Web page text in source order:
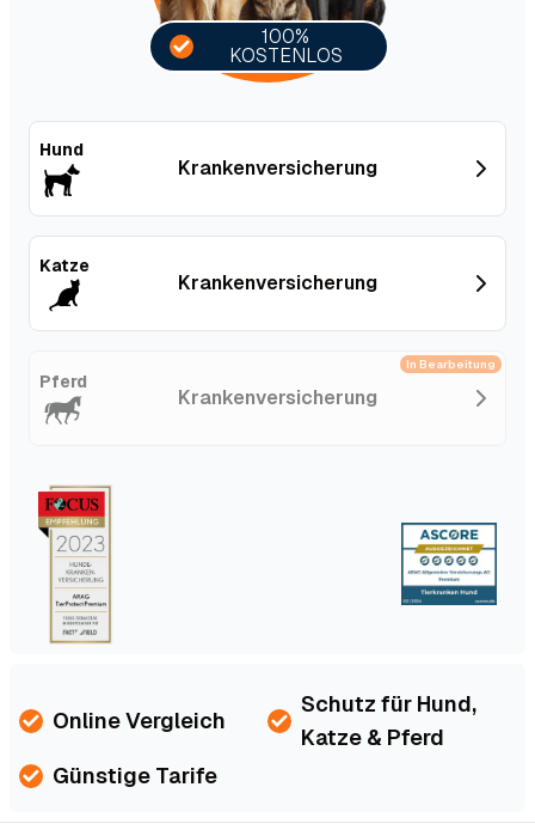
Hund
Kranken­versicherung
Katze
Kranken­versicherung
In Bearbeitung
Pferd
Kranken­versicherung
100%
KOSTENLOS
Online Vergleich
Schutz für Hund,
Katze & Pferd
Günstige Tarife